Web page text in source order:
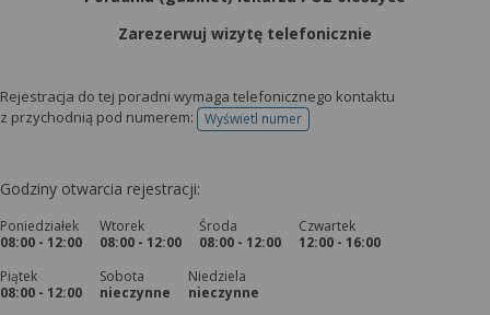
Zarezerwuj wizytę telefonicznie
Rejestracja do tej poradni wymaga telefonicznego kontaktu
z przychodnią pod numerem:
Wyświetl numertelefonu do rejestracji
Godziny otwarcia rejestracji:
Poniedziałek
08:00 - 12:00
Wtorek
08:00 - 12:00
Środa
08:00 - 12:00
Czwartek
12:00 - 16:00
Piątek
08:00 - 12:00
Sobota
nieczynne
Niedziela
nieczynne